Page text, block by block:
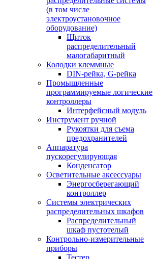
(в том числе
электроустановочное
оборудование)
Щиток
распределительный
малогабаритный
Колодки клеммные
DIN-рейка, G-рейка
Промышленные
программируемые логические
контроллеры
Интерфейсный модуль
Инструмент ручной
Рукоятки для съема
предохранителей
Аппаратура
пускорегулирующая
Конденсатор
Осветительные аксессуары
Энергосберегающий
контроллер
Системы электрических
распределительных шкафов
Распределительный
шкаф пустотелый
Контрольно-измерительные
приборы
Тестер